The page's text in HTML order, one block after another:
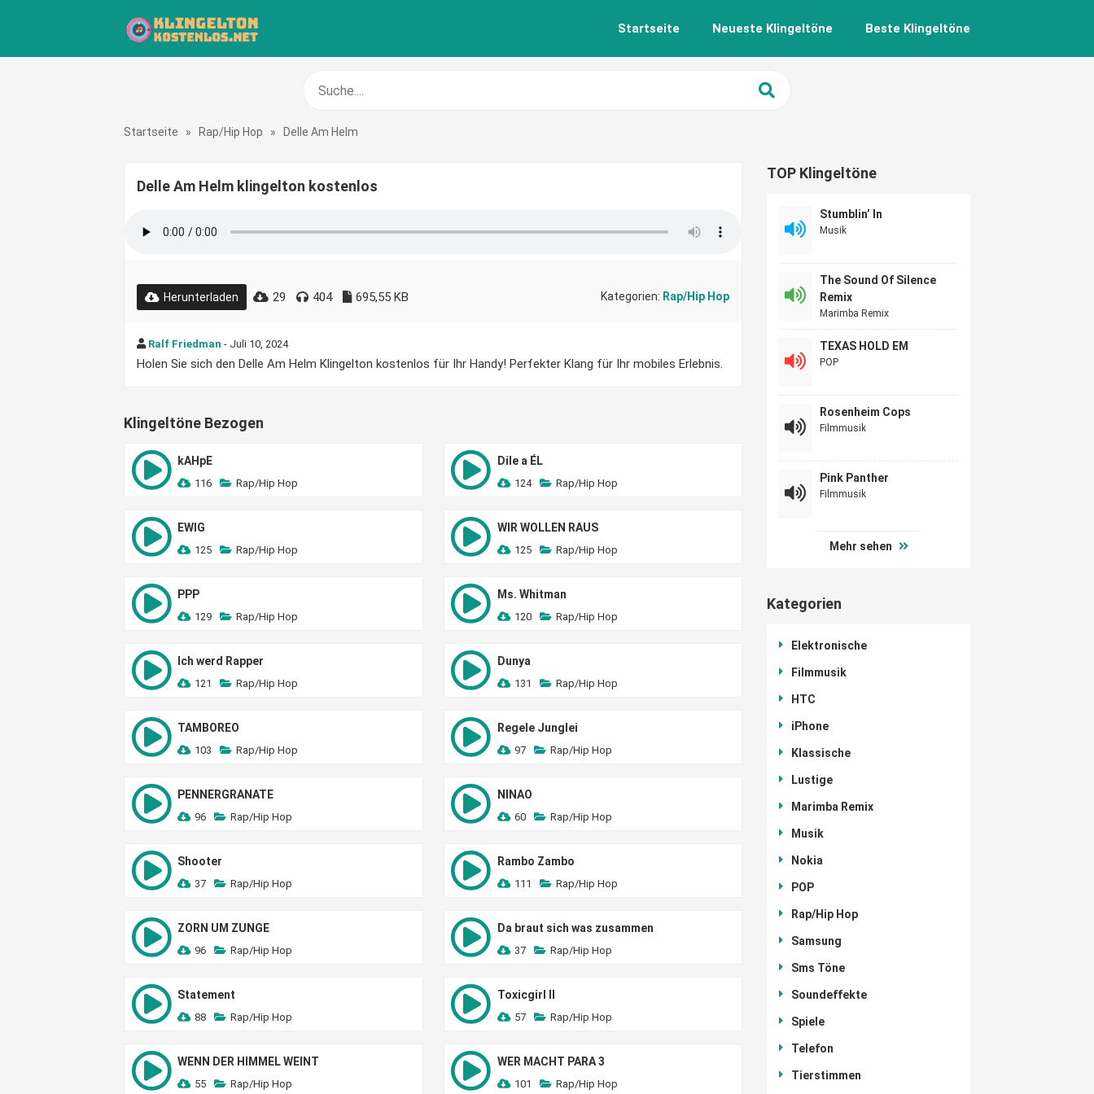
Startseite Neueste Klingeltöne Beste Klingeltöne
Startseite » Rap/Hip Hop » Delle Am Helm
Delle Am Helm klingelton kostenlos
Herunterladen 29 404 695,55 KB Kategorien: Rap/Hip Hop
Ralf Friedman - Juli 10, 2024
Holen Sie sich den Delle Am Helm Klingelton kostenlos für Ihr Handy! Perfekter Klang für Ihr mobiles Erlebnis.
Klingeltöne Bezogen
kAHpE
116 Rap/Hip Hop
Dile a ÉL
124 Rap/Hip Hop
EWIG
125 Rap/Hip Hop
WIR WOLLEN RAUS
125 Rap/Hip Hop
PPP
129 Rap/Hip Hop
Ms. Whitman
120 Rap/Hip Hop
Ich werd Rapper
121 Rap/Hip Hop
Dunya
131 Rap/Hip Hop
TAMBOREO
103 Rap/Hip Hop
Regele Junglei
97 Rap/Hip Hop
PENNERGRANATE
96 Rap/Hip Hop
NINAO
60 Rap/Hip Hop
Shooter
37 Rap/Hip Hop
Rambo Zambo
111 Rap/Hip Hop
ZORN UM ZUNGE
96 Rap/Hip Hop
Da braut sich was zusammen
37 Rap/Hip Hop
Statement
88 Rap/Hip Hop
Toxicgirl II
57 Rap/Hip Hop
WENN DER HIMMEL WEINT
55 Rap/Hip Hop
WER MACHT PARA 3
101 Rap/Hip Hop
TOP Klingeltöne
Stumblin’ In
Musik
The Sound Of Silence
Remix
Marimba Remix
TEXAS HOLD EM
POP
Rosenheim Cops
Filmmusik
Pink Panther
Filmmusik
Mehr sehen
Kategorien
Elektronische
Filmmusik
HTC
iPhone
Klassische
Lustige
Marimba Remix
Musik
Nokia
POP
Rap/Hip Hop
Samsung
Sms Töne
Soundeffekte
Spiele
Telefon
Tierstimmen